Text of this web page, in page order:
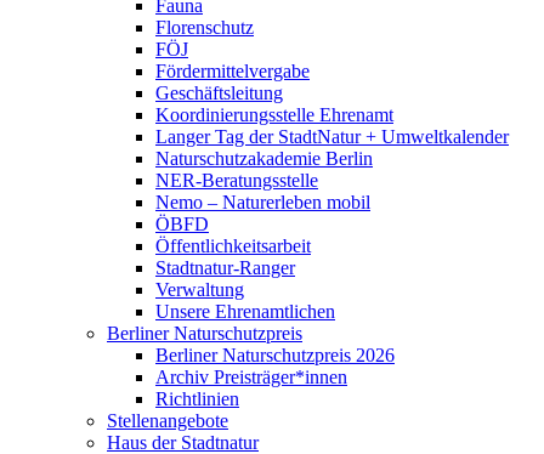
Fauna
Florenschutz
FÖJ
Fördermittelvergabe
Geschäftsleitung
Koordinierungsstelle Ehrenamt
Langer Tag der StadtNatur + Umweltkalender
Naturschutzakademie Berlin
NER-Beratungsstelle
Nemo – Naturerleben mobil
ÖBFD
Öffentlichkeitsarbeit
Stadtnatur-Ranger
Verwaltung
Unsere Ehrenamtlichen
Berliner Naturschutzpreis
Berliner Naturschutzpreis 2026
Archiv Preisträger*innen
Richtlinien
Stellenangebote
Haus der Stadtnatur